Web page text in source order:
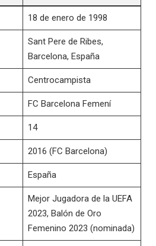
18 de enero de 1998
Sant Pere de Ribes,
Barcelona, España
Centrocampista
FC Barcelona Femení
14
2016 (FC Barcelona)
España
Mejor Jugadora de la UEFA
2023, Balón de Oro
Femenino 2023 (nominada)